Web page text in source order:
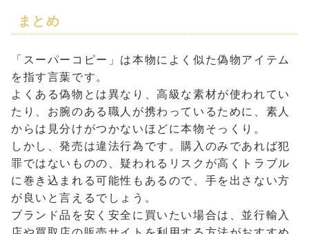
まとめ
「スーパーコピー」は本物によく似た偽物アイテム
を指す言葉です。
よくある偽物とは異なり、高級な素材が使われてい
たり、お腕のある職人が携わっているために、素人
からは見分けがつかないほどに本物そっくり。
しかし、発売は違法行為です。購入のみであれば犯
罪ではないものの、疑われるリスクが高くトラブル
に巻き込まれる可能性もあるので、手を出さない方
が良いと言えるでしょう。
ブランド品を安く安全に買いたい場合は、並行輸入